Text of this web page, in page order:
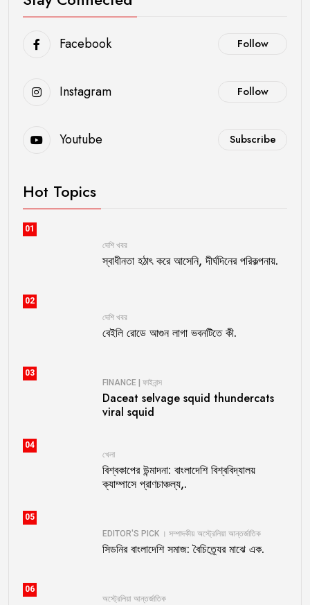
Facebook Follow
Instagram Follow
Youtube Subscribe
Hot Topics
01
দেশি খবর
স্বাধীনতা হঠাৎ করে আসেনি, দীর্ঘদিনের পরিকল্পনায়.
02
দেশি খবর
বেইলি রোডে আগুন লাগা ভবনটিতে কী.
03
FINANCE | ফাইনান্স
Daceat selvage squid thundercats
viral squid
04
খেলা
বিশ্বকাপের উন্মাদনা: বাংলাদেশি বিশ্ববিদ্যালয়
ক্যাম্পাসে প্রাণচাঞ্চল্য,.
05
EDITOR'S PICK । সম্পাদকীয় অস্ট্রেলিয়া আন্তর্জাতিক
সিডনির বাংলাদেশি সমাজ: বৈচিত্র্যের মাঝে এক.
06
অস্ট্রেলিয়া আন্তর্জাতিক